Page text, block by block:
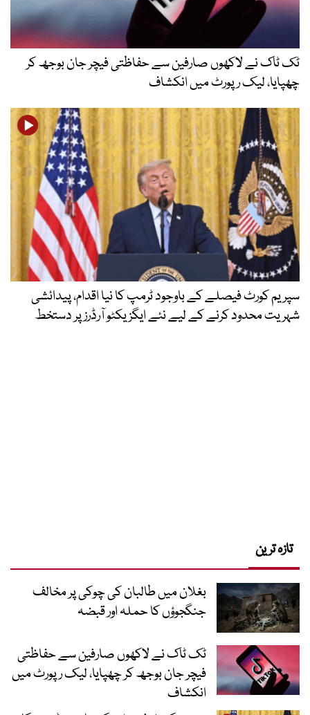
ٹک ٹاک نے لاکھوں صارفین سے حفاظتی فیچر جان بوجھ کر
چھپایا، لیک رپورٹ میں انکشاف
سپریم کورٹ فیصلے کے باوجود ٹرمپ کا نیا اقدام، پیدائشی
شہریت محدود کرنے کے لیے نئے ایگزیکٹو آرڈرز پر دستخط
تازہ ترین
بغلان میں طالبان کی چوکی پر مخالف
جنگجوؤں کا حملہ اور قبضہ
ٹک ٹاک نے لاکھوں صارفین سے حفاظتی
فیچر جان بوجھ کر چھپایا، لیک رپورٹ میں
انکشاف